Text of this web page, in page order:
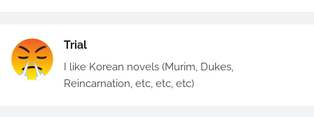
Trial
I like Korean novels (Murim, Dukes,
Reincarnation, etc, etc, etc)